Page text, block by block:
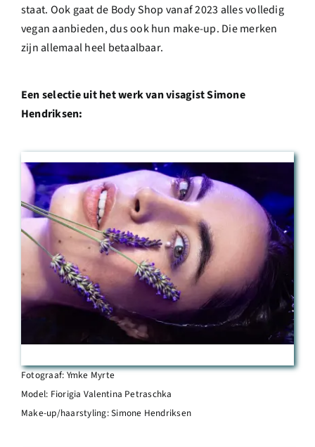
staat. Ook gaat de Body Shop vanaf 2023 alles volledig
vegan aanbieden, dus ook hun make-up. Die merken
zijn allemaal heel betaalbaar.
Een selectie uit het werk van visagist Simone
Hendriksen:
Fotograaf: Ymke Myrte
Model: Fiorigia Valentina Petraschka
Make-up/haarstyling: Simone Hendriksen